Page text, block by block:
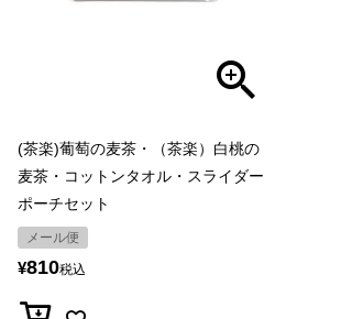
(茶楽)葡萄の麦茶・（茶楽）白桃の
麦茶・コットンタオル・スライダー
ポーチセット
メール便
¥810税込